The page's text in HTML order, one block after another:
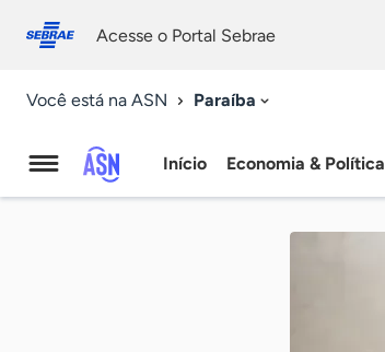
conosco
Acesse o Portal Sebrae
Você está na ASN Paraíba
Agência
Início Economia & Política